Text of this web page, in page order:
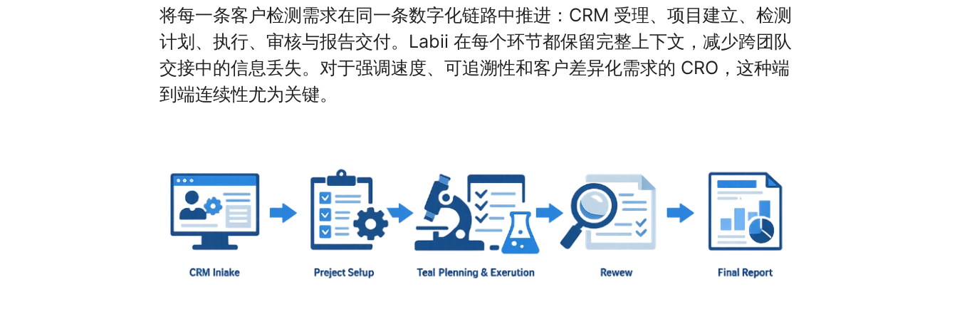
将每一条客户检测需求在同一条数字化链路中推进：CRM 受理、项目建立、检测
计划、执行、审核与报告交付。Labii 在每个环节都保留完整上下文，减少跨团队
交接中的信息丢失。对于强调速度、可追溯性和客户差异化需求的 CRO，这种端
到端连续性尤为关键。